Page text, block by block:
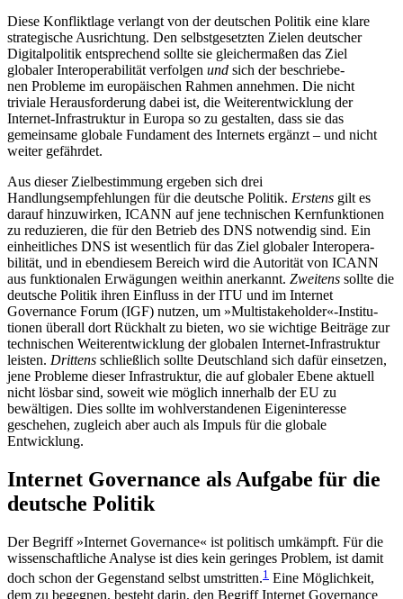
Diese Konfliktlage verlangt von der deutschen Politik eine klare
strategische Ausrichtung. Den selbstgesetzten Zielen deutscher
Digitalpolitik ent­sprechend sollte sie gleichermaßen das Ziel
globaler Interoperabilität verfolgen und sich der beschriebe­
nen Probleme im europäischen Rahmen annehmen. Die nicht
triviale Herausforderung dabei ist, die Wei­terentwicklung der
Internet-Infrastruktur in Europa so zu gestalten, dass sie das
gemeinsame globale Fun­dament des Internets ergänzt – und nicht
weiter gefährdet.
Aus dieser Zielbestimmung ergeben sich drei
Handlungsempfehlungen für die deutsche Politik. Erstens gilt es
darauf hinzuwirken, ICANN auf jene technischen Kernfunktionen
zu reduzieren, die für den Betrieb des DNS notwendig sind. Ein
einheitliches DNS ist wesentlich für das Ziel globaler Interopera­
bilität, und in ebendiesem Bereich wird die Autorität von ICANN
aus funktionalen Erwägungen weithin anerkannt. Zweitens sollte die
deutsche Politik ihren Einfluss in der ITU und im Internet
Governance Forum (IGF) nutzen, um »Multistakeholder«-Institu­
tionen überall dort Rückhalt zu bieten, wo sie wich­tige Beiträge zur
technischen Weiterentwicklung der globalen Internet-Infrastruktur
leisten. Drittens schließlich sollte Deutschland sich dafür einsetzen,
jene Probleme dieser Infrastruktur, die auf globaler Ebene aktuell
nicht lösbar sind, soweit wie möglich innerhalb der EU zu
bewältigen. Dies sollte im wohl­verstandenen Eigeninteresse
geschehen, zugleich aber auch als Impuls für die globale
Entwicklung.
Internet Governance als Auf­gabe für die
deutsche Politik
Der Begriff »Internet Governance« ist politisch um­kämpft. Für die
wissenschaftliche Analyse ist dies kein geringes Problem, ist damit
doch schon der Gegenstand selbst umstritten.1 Eine Möglichkeit,
dem zu begegnen, besteht darin, den Begriff Internet Gover­nance